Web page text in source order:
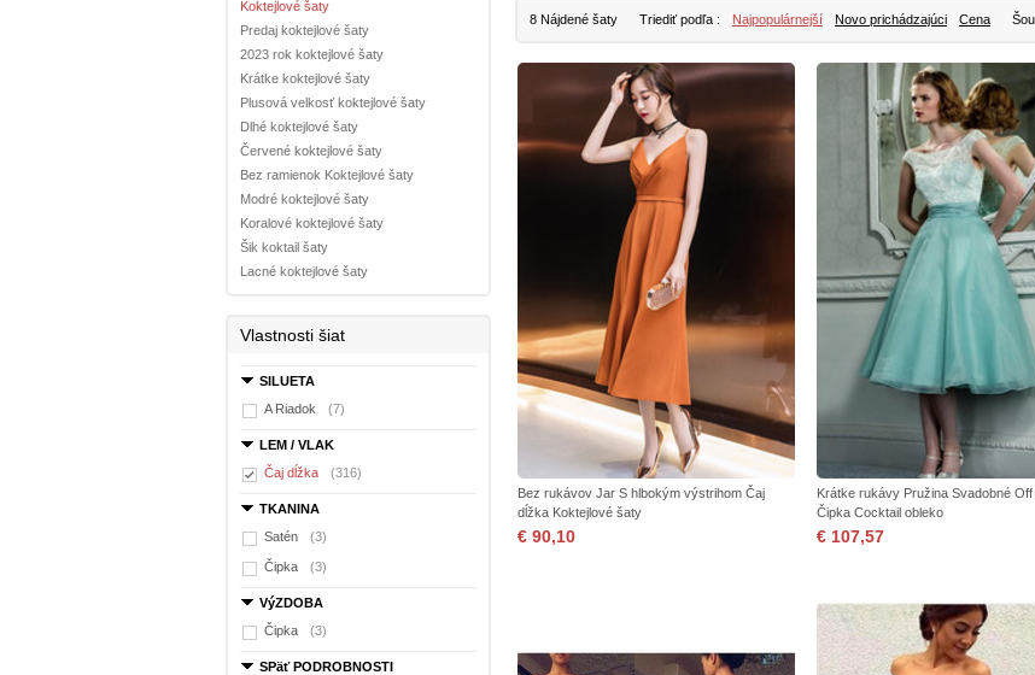
Koktejlové šaty
Predaj koktejlové šaty
2023 rok koktejlové šaty
Krátke koktejlové šaty
Plusová velkosť koktejlové šaty
Dlhé koktejlové šaty
Červené koktejlové šaty
Bez ramienok Koktejlové šaty
Modré koktejlové šaty
Koralové koktejlové šaty
Šik koktail šaty
Lacné koktejlové šaty
Vlastnosti šiat
SILUETA
A Riadok
(7)
LEM / VLAK
Čaj dĺžka
(316)
TKANINA
Satén
(3)
Čipka (3)
VýZDOBA
Čipka
(3)
SPäť PODROBNOSTI
8 Nájdené šaty Triediť podľa : Najpopulárnejší Novo prichádzajúci Cena
Bez rukávov Jar S hlbokým výstrihom Čaj
dĺžka Koktejlové šaty
€ 90,10
Krátke rukávy Pružina Svadobné
Čipka Cocktail obleko
€ 107,57